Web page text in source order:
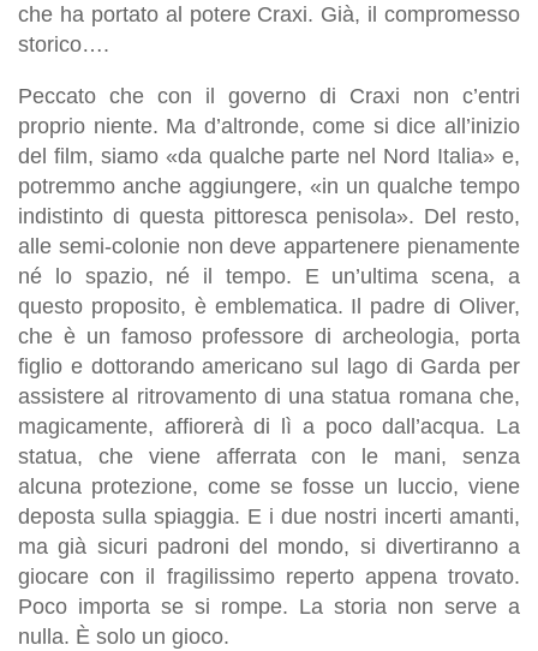
che ha portato al potere Craxi. Già, il compromesso
storico….
Peccato che con il governo di Craxi non c’entri
proprio niente. Ma d’altronde, come si dice all’inizio
del film, siamo «da qualche parte nel Nord Italia» e,
potremmo anche aggiungere, «in un qualche tempo
indistinto di questa pittoresca penisola». Del resto,
alle semi-colonie non deve appartenere pienamente
né lo spazio, né il tempo. E un’ultima scena, a
questo proposito, è emblematica. Il padre di Oliver,
che è un famoso professore di archeologia, porta
figlio e dottorando americano sul lago di Garda per
assistere al ritrovamento di una statua romana che,
magicamente, affiorerà di lì a poco dall’acqua. La
statua, che viene afferrata con le mani, senza
alcuna protezione, come se fosse un luccio, viene
deposta sulla spiaggia. E i due nostri incerti amanti,
ma già sicuri padroni del mondo, si divertiranno a
giocare con il fragilissimo reperto appena trovato.
Poco importa se si rompe. La storia non serve a
nulla. È solo un gioco.